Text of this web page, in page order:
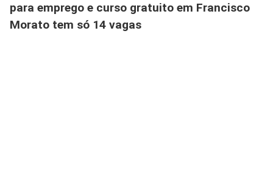
por:
para emprego e curso gratuito em Francisco
Morato tem só 14 vagas